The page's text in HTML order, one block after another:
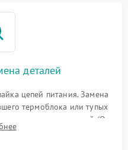
деталей
цепей питания. Замена
термоблока или тупых
уплотнителей (O-
надежного устранения